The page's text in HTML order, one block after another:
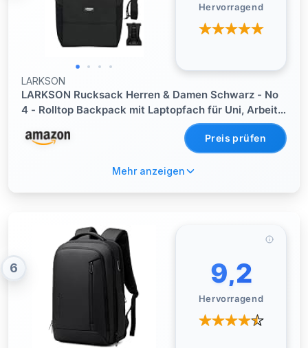
Hervorragend
LARKSON
LARKSON Rucksack Herren & Damen Schwarz - No
4 - Rolltop Backpack mit Laptopfach für Uni, Arbeit
& Fahrrad - Großer Reiserucksack -
Wasserabweisend
Preis prüfen
Mehr anzeigen
6 9,2
Hervorragend